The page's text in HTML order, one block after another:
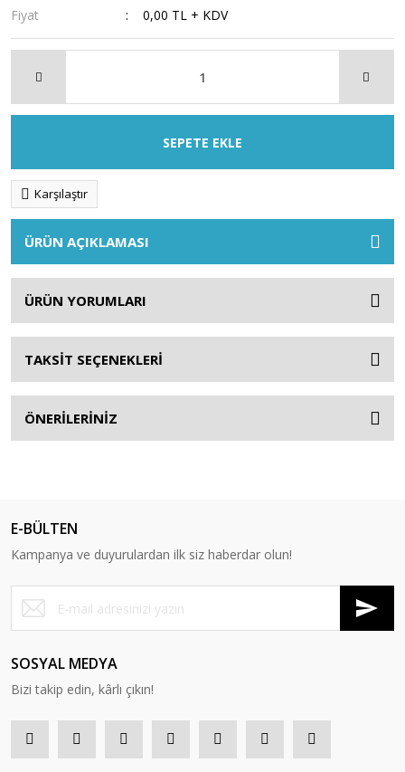
Fiyat
0,00 TL + KDV
SEPETE EKLE
Karşılaştır
ÜRÜN AÇIKLAMASI
ÜRÜN YORUMLARI
TAKSİT SEÇENEKLERİ
ÖNERİLERİNİZ
E-BÜLTEN
Kampanya ve duyurulardan ilk siz haberdar olun!
SOSYAL MEDYA
Bizi takip edin, kârlı çıkın!